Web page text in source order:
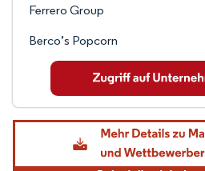
Ferrero Group
Berco’s Popcorn